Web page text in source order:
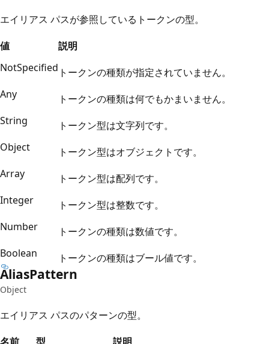
エイリアス パスが参照しているトークンの型。
値
説明
NotSpecified トークンの種類が指定されていません。
Any
トークンの種類は何でもかまいません。
String
トークン型は文字列です。
Object
トークン型はオブジェクトです。
Array
トークン型は配列です。
Integer
トークン型は整数です。
Number
トークンの種類は数値です。
Boolean
トークンの種類はブール値です。
AliasPattern
Object
エイリアス パスのパターンの型。
名前
型 説明